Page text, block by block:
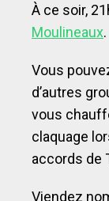
À ce soir,
Moulineaux.
Vous
d’autres
vous
claquage
accords de
Viendez